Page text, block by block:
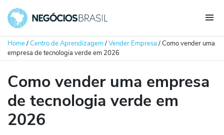
Home/Centro de Aprendizagem/Vender Empresa/Como vender uma
empresa de tecnologia verde em 2026
Como vender uma empresa
de tecnologia verde em
2026